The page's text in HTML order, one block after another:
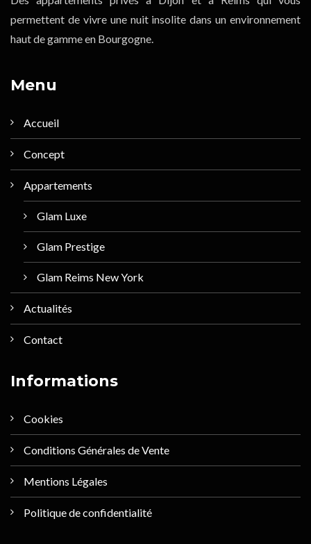
permettent de vivre une nuit insolite dans un environnement
haut de gamme en Bourgogne.
Menu
Accueil
Concept
Appartements
Glam Luxe
Glam Prestige
Glam Reims New York
Actualités
Contact
Informations
Cookies
Conditions Générales de Vente
Mentions Légales
Politique de confidentialité